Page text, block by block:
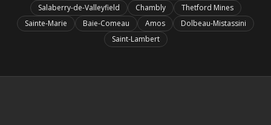
Salaberry-de-Valleyfield
Chambly
Thetford Mines
Sainte-Marie
Baie-Comeau Amos
Dolbeau-Mistassini
Saint-Lambert